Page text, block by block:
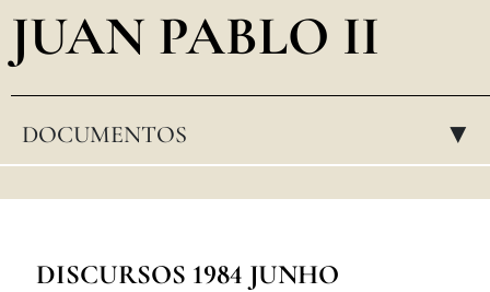
ESPAÑOL
DEUTSCH
POLSKI
JUAN PABLO II
DOCUMENTOS ▸
DISCURSOS 1984 JUNHO